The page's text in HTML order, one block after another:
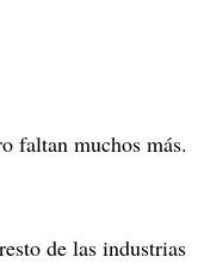
faltan muchos más.
de las industrias